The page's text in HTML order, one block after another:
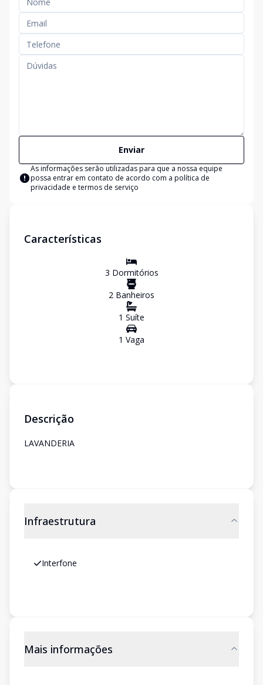
Enviar
As informações serão utilizadas para que a nossa equipe
possa entrar em contato de acordo com a política de
privacidade e termos de serviço
Características
3 Dormitórios
2 Banheiros
1 Suíte
1 Vaga
Descrição
LAVANDERIA
Infraestrutura
Interfone
Mais informações